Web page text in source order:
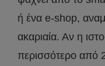
ή ένα e-shop,
ακαριαία. Αν η
περισσότερο από